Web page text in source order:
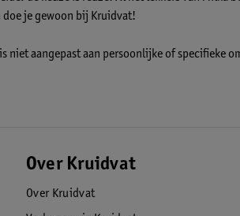
je gewoon bij Kruidvat!
niet aangepast aan persoonlijke of specifieke
Over Kruidvat
Over Kruidvat